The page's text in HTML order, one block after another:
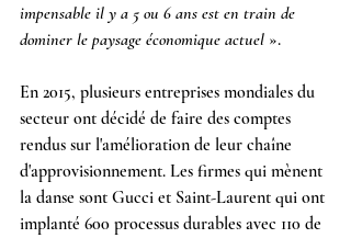
impensable il y a 5 ou 6 ans est en train de
dominer le paysage économique actuel ».
En 2015, plusieurs entreprises mondiales du
secteur ont décidé de faire des comptes
rendus sur l'amélioration de leur chaîne
d'approvisionnement. Les firmes qui mènent
la danse sont Gucci et Saint-Laurent qui ont
implanté 600 processus durables avec 110 de